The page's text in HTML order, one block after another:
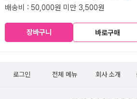
배송비 : 50,000원 미만 3,500원
장바구니 바로구매
로그인 전체 메뉴 회사 소개